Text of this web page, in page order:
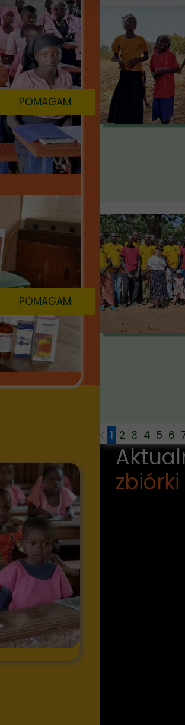
POMAGAM
POMAGAM
1 2 3 4 5 6
zbiórki